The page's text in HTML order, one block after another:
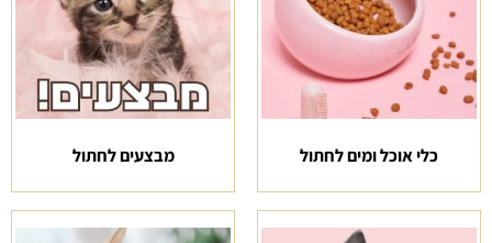
כלי אוכל ומים לחתול מבצעים לחתול